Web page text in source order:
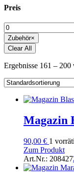
Preis
Zubehör×
Clear All
Ergebnisse 161 –
Magazin
90,00 € 1
Zum Produkt
Art.Nr.: 208427